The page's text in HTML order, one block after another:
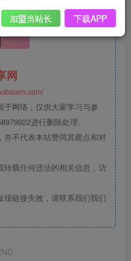
声
网
于网络，仅供大家学习与参
进行删除处理。
不代表本站赞同其观点和对
转载任何违法的相关信息，访
链接失效，请联系我们我们
加盟当站长 下载APP